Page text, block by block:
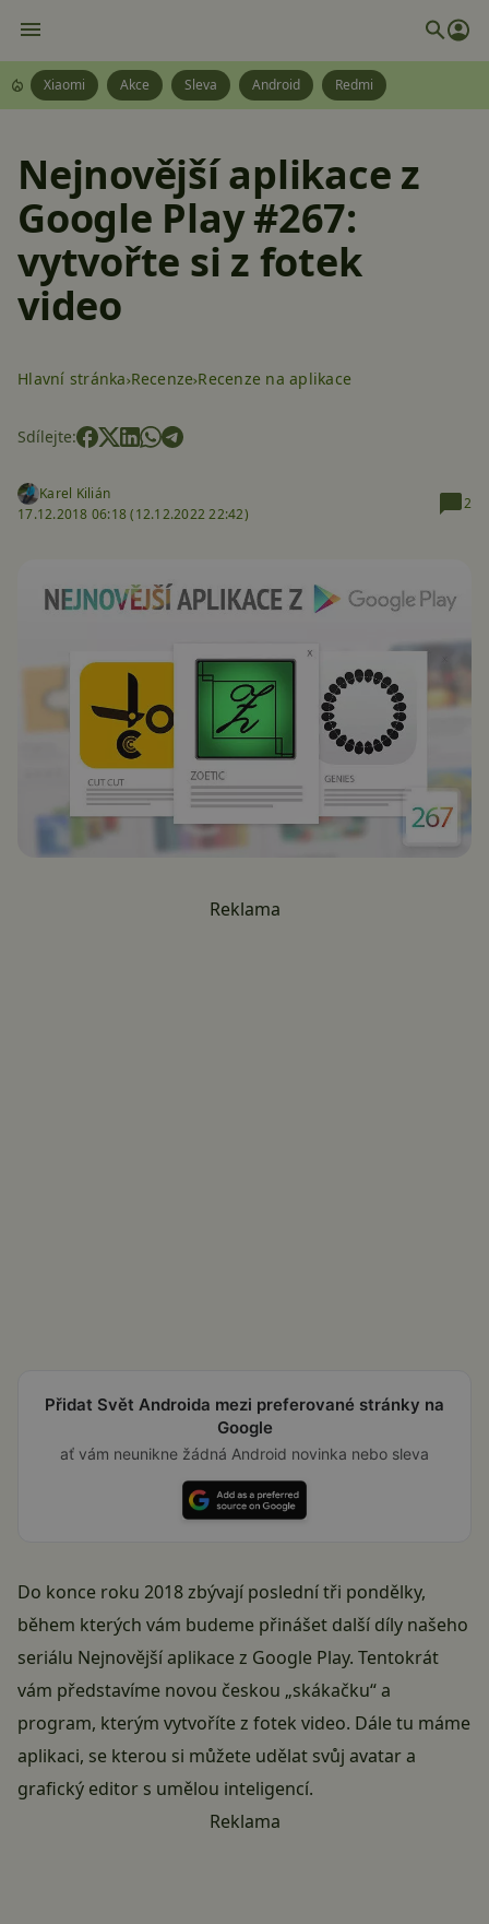
Xiaomi Akce Sleva Android Redmi
Nejnovější aplikace z
Google Play #267:
vytvořte si z fotek
video
Hlavní stránka Recenze Recenze na aplikace
Sdílejte:
Karel Kilián
17.12.2018 06:18 (12.12.2022 22:42)
2
Reklama
Přidat Svět Androida mezi preferované stránky na
Google
ať vám neunikne žádná Android novinka nebo sleva
Do konce roku 2018 zbývají poslední tři pondělky,
během kterých vám budeme přinášet další díly našeho
seriálu Nejnovější aplikace z Google Play. Tentokrát
vám představíme novou českou „skákačku“ a
program, kterým vytvoříte z fotek video. Dále tu máme
aplikaci, se kterou si můžete udělat svůj avatar a
grafický editor s umělou inteligencí.
Reklama